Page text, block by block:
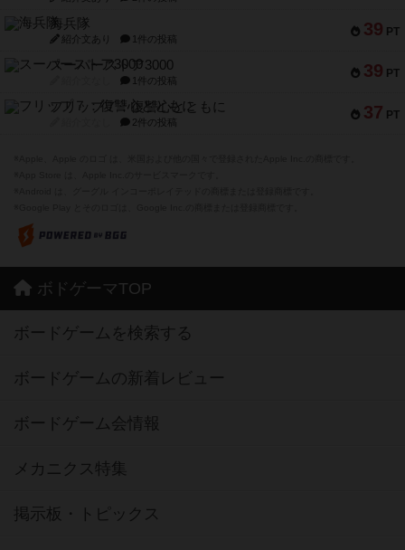
39 PT
海兵隊
紹介文あり 1件の投稿
39 PT
スーパーストア3000
1件の投稿
37 PT
フリップ７：復讐心とともに
2件の投稿
ボドゲーマTOP
ボードゲームを検索する
ボードゲームの新着レビュー
ボードゲーム会情報
メカニクス特集
掲示板・トピックス